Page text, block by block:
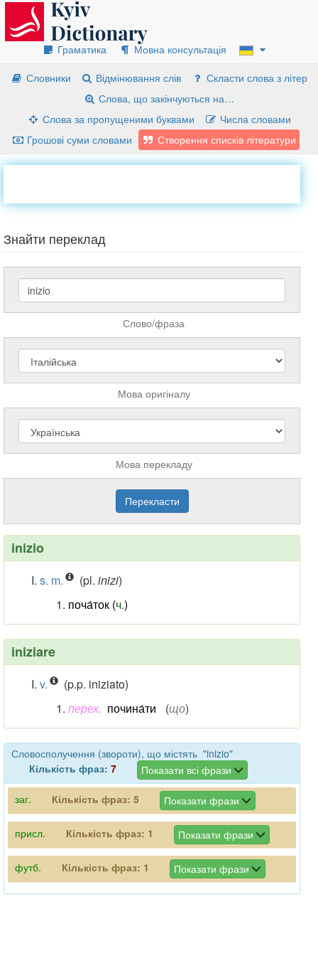
Граматика
Мовна консультація
Словники
Відмінювання слів
Скласти слова з літер
Слова, що закінчуються на…
Слова за пропущеними буквами
Числа словами
Грошові суми словами
Створення списків літератури
Знайти переклад
Слово/фраза
Мова оригіналу
Мова перекладу
inizio
s. m. (pl. inizi)
поча́ток (ч.)
iniziare
v.
(p.p. iniziato)
перех. почина́ти (що)
Словосполучення (звороти), що містять "inizio"
Кількість фраз: 7 Показати всі фрази
заг. Кількість фраз: 5 Показати фрази
присл. Кількість фраз: 1 Показати фрази
футб. Кількість фраз: 1 Показати фрази